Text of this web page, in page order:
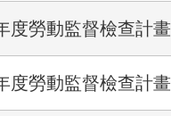
度勞動監督檢查計畫
度勞動監督檢查計畫